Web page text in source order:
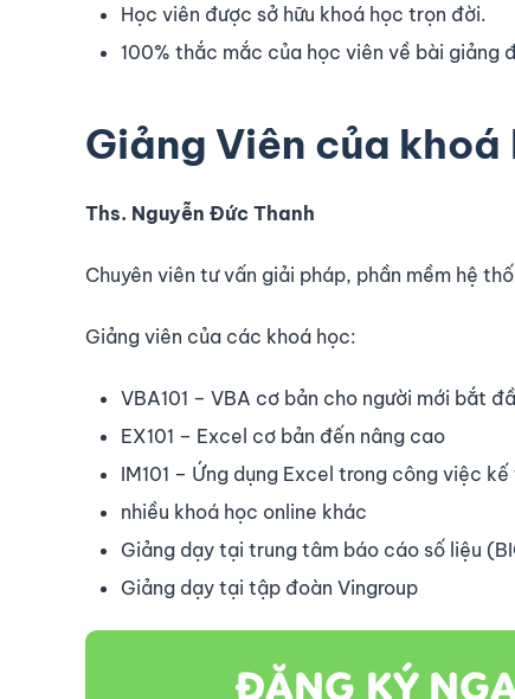
Học viên được sở hữu khoá học trọn đời.
100% thắc mắc của học viên về bài giảng
Giảng Viên của khoá
Ths. Nguyễn Đức Thanh
Chuyên viên tư vấn giải pháp, phần mềm hệ
Giảng viên của các khoá học:
VBA101 – VBA cơ bản cho người mới bắt
EX101 – Excel cơ bản đến nâng cao
IM101 – Ứng dụng Excel trong công việc
nhiều khoá học online khác
Giảng dạy tại trung tâm báo cáo số liệu
Giảng dạy tại tập đoàn Vingroup